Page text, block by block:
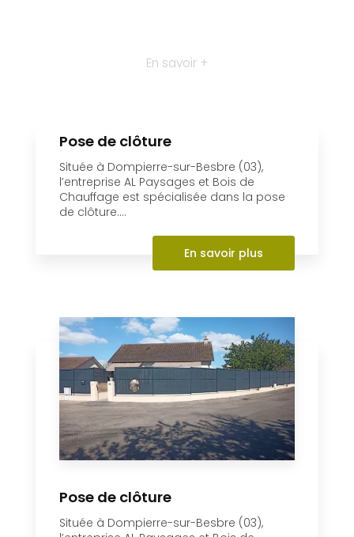
En savoir +
Pose de clôture
Située à Dompierre-sur-Besbre (03),
l’entreprise AL Paysages et Bois de
Chauffage est spécialisée dans la pose
de clôture....
En savoir plus